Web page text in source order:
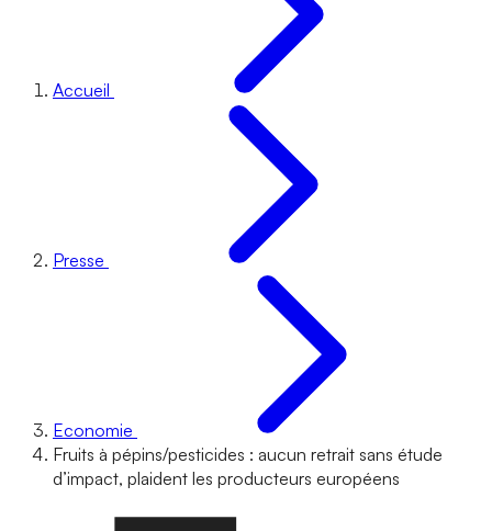
Accueil
Presse
Economie
Fruits à pépins/pesticides : aucun retrait sans étude
d’impact, plaident les producteurs européens